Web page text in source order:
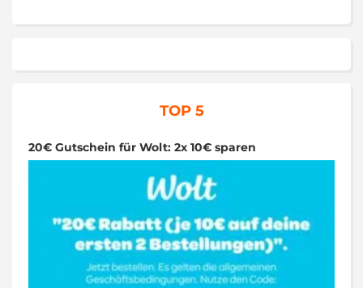
TOP 5
20€ Gutschein für Wolt: 2x 10€ sparen